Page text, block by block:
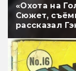
«Охота на
Сюжет,
рассказал